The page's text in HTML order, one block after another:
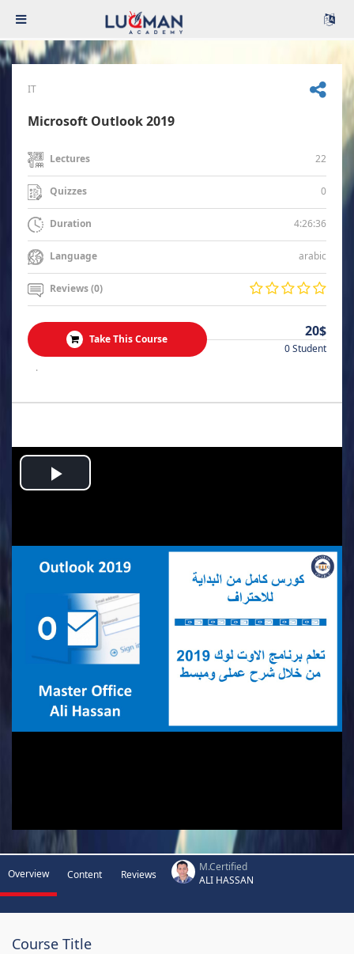
IT
Microsoft Outlook 2019
Lectures 22
Quizzes 0
Duration 4:26:36
Language arabic
Reviews (0)
Take This Course 20$
0 Student
.
Play
Overview Content Reviews
M.Certified
ALI HASSAN
Course Title